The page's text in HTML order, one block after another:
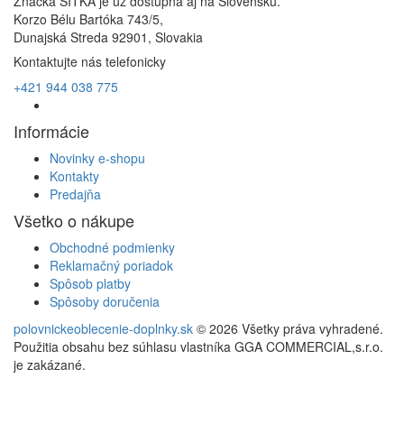
Korzo Bélu Bartóka 743/5,
Dunajská Streda 92901, Slovakia
Kontaktujte nás telefonicky
+421 944 038 775
Informácie
Novinky e-shopu
Kontakty
Predajňa
Všetko o nákupe
Obchodné podmienky
Reklamačný poriadok
Spôsob platby
Spôsoby doručenia
polovnickeoblecenie-doplnky.sk © 2026 Všetky práva vyhradené.
Použitia obsahu bez súhlasu vlastníka GGA COMMERCIAL,s.r.o.
je zakázané.